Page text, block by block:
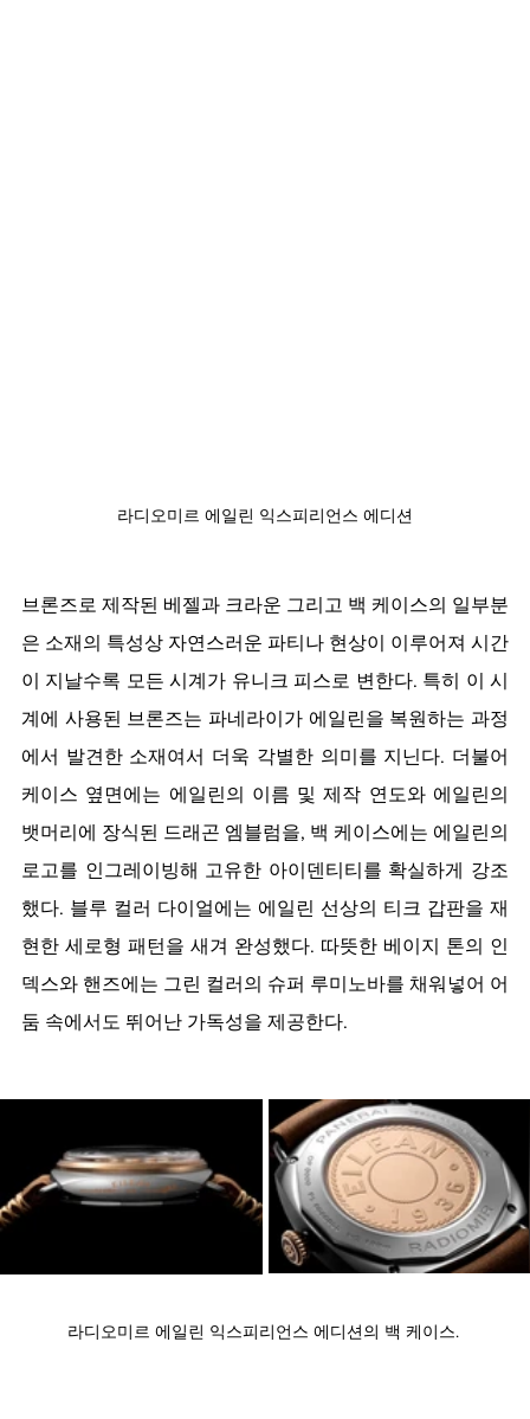
라디오미르 에일린 익스피리언스 에디션
브론즈로 제작된 베젤과 크라운 그리고 백 케이스의 일부분
은 소재의 특성상 자연스러운 파티나 현상이 이루어져 시간
이 지날수록 모든 시계가 유니크 피스로 변한다. 특히 이 시
계에 사용된 브론즈는 파네라이가 에일린을 복원하는 과정
에서 발견한 소재여서 더욱 각별한 의미를 지닌다. 더불어
케이스 옆면에는 에일린의 이름 및 제작 연도와 에일린의
뱃머리에 장식된 드래곤 엠블럼을, 백 케이스에는 에일린의
로고를 인그레이빙해 고유한 아이덴티티를 확실하게 강조
했다. 블루 컬러 다이얼에는 에일린 선상의 티크 갑판을 재
현한 세로형 패턴을 새겨 완성했다. 따뜻한 베이지 톤의 인
덱스와 핸즈에는 그린 컬러의 슈퍼 루미노바를 채워넣어 어
둠 속에서도 뛰어난 가독성을 제공한다.
라디오미르 에일린 익스피리언스 에디션의 백 케이스.